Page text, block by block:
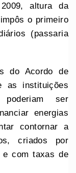
altura da
o primeiro
(passaria
do Acordo de
as instituições
ser
energias
contornar a
criados por
e com taxas de